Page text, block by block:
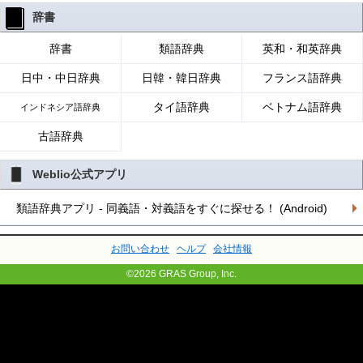
辞書
辞書 類語辞典 英和・和英辞典
日中・中日辞典 日韓・韓日辞典 フランス語辞典
インドネシア語辞典 タイ語辞典 ベトナム語辞典
古語辞典
Weblio公式アプリ
類語辞典アプリ - 同義語・対義語をすぐに探せる！ (Android)
お問い合わせ ヘルプ 会社情報
©2026 GRAS Group, Inc.